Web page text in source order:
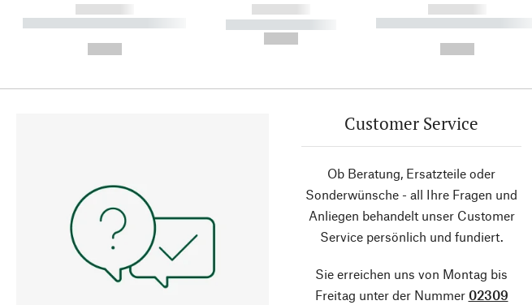
------------
----------- ----------- ----------
------------
----------- -----------
------------
----------- ----------- ----------
Customer Service
Ob Beratung, Ersatzteile oder
Sonderwünsche - all Ihre Fragen und
Anliegen behandelt unser Customer
Service persönlich und fundiert.
Sie erreichen uns von Montag bis
Freitag unter der Nummer 02309